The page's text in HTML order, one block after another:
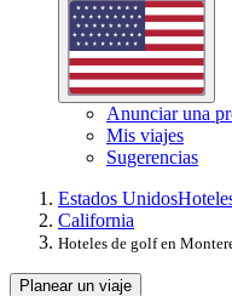
Anunciar una
Mis viajes
Sugerencias
Estados Unidos
California
Hoteles de golf en
Planear un viaje